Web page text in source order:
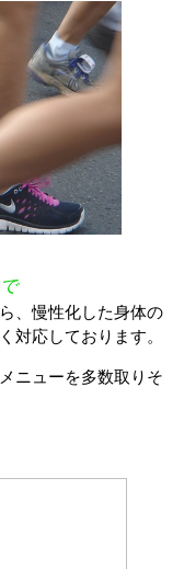
、慢性化した身体の
対応しております。
ニューを多数取りそ